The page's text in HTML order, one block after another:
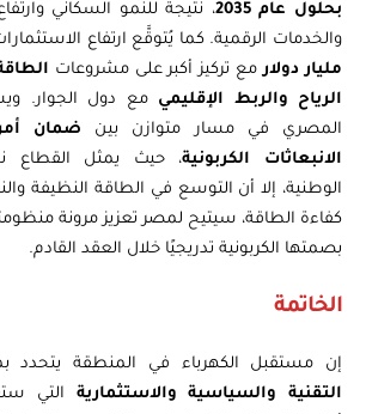
بحلول عام 2035
، نتيجة للنمو السكاني
والخدمات الرقمية. كما يُتوقَّع ارتفاع
مليار دولارمع تركيز أكبر على مشروعات
الرياح والربط الإقليميمع دول الجوار.
المصري في مسار متوازن بين
ضمان
الانبعاثات الكربونية، حيث يمثل القطاع
الوطنية، إلا أن التوسع في الطاقة النظيفة
كفاءة الطاقة، سيتيح لمصر تعزيز مرونة
بصمتها الكربونية تدريجيًا خلال العقد القادم.
الخاتمة
إن مستقبل الكهرباء في المنطقة يتحدد
التقنية والسياسية والاستثماريةالتي